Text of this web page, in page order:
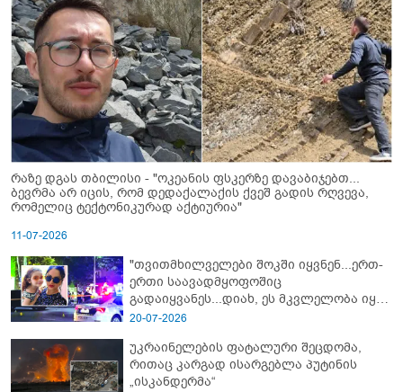
რაზე დგას თბილისი - "ოკეანის ფსკერზე დავაბიჯებთ...
ბევრმა არ იცის, რომ დედაქალაქის ქვეშ გადის რღვევა,
რომელიც ტექტონიკურად აქტიურია"
11-07-2026
"თვითმხილველები შოკში იყვნენ...ერთ-
ერთი საავადმყოფოშიც
გადაიყვანეს...დიახ, ეს მკვლელობა იყო"
- გორში დატრიალებული ტრაგედიის
20-07-2026
უკრაინელების ფატალური შეცდომა,
რითაც კარგად ისარგებლა პუტინის
„ისკანდერმა“